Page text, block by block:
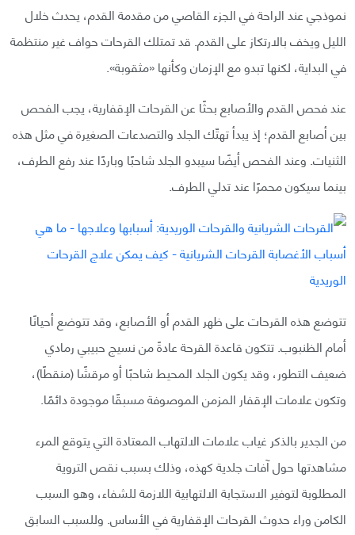
نموذجي عند الراحة في الجزء القاصي من مقدمة القدم، يحدث خلال
الليل ويخف بالارتكاز على القدم. قد تمتلك القرحات حواف غير منتظمة
في البداية، لكنها تبدو مع الإزمان وكأنها «مثقوبة».
عند فحص القدم والأصابع بحثًا عن القرحات الإقفارية، يجب الفحص
بين أصابع القدم؛ إذ يبدأ تهتّك الجلد والتصدعات الصغيرة في مثل هذه
الثنيات. وعند الفحص أيضًا سيبدو الجلد شاحبًا وباردًا عند رفع الطرف،
بينما سيكون محمرًا عند تدلي الطرف.
تتوضع هذه القرحات على ظهر القدم أو الأصابع، وقد تتوضع أحيانًا
أمام الظنبوب. تتكون قاعدة القرحة عادةً من نسيج حبيبي رمادي
ضعيف التطور، وقد يكون الجلد المحيط شاحبًا أو مرقشًا (منقطًا)،
وتكون علامات الإقفار المزمن الموصوفة مسبقًا موجودة دائمًا.
من الجدير بالذكر غياب علامات الالتهاب المعتادة التي يتوقع المرء
مشاهدتها حول آفات جلدية كهذه، وذلك بسبب نقص التروية
المطلوبة لتوفير الاستجابة الالتهابية اللازمة للشفاء، وهو السبب
الكامن وراء حدوث القرحات الإقفارية في الأساس. وللسبب السابق